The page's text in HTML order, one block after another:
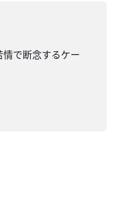
で断念するケー